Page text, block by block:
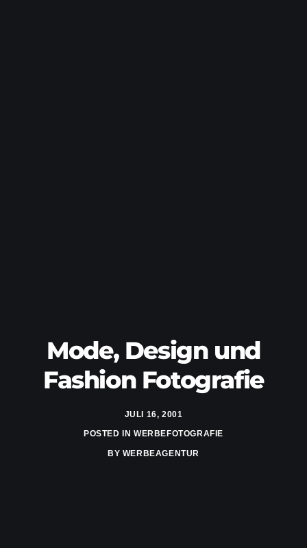
Mode, Design und
Fashion Fotografie
JULI 16, 2001
POSTED IN WERBEFOTOGRAFIE
BY WERBEAGENTUR